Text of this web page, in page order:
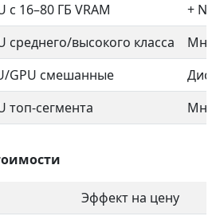
с 16–80 ГБ VRAM
+
среднего/высокого класса
GPU смешанные
топ-сегмента
Эффект на цену